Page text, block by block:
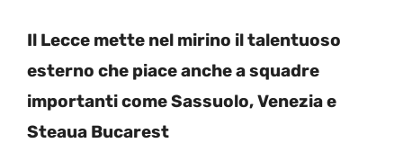
Il Lecce mette nel mirino il talentuoso
esterno che piace anche a squadre
importanti come Sassuolo, Venezia e
Steaua Bucarest